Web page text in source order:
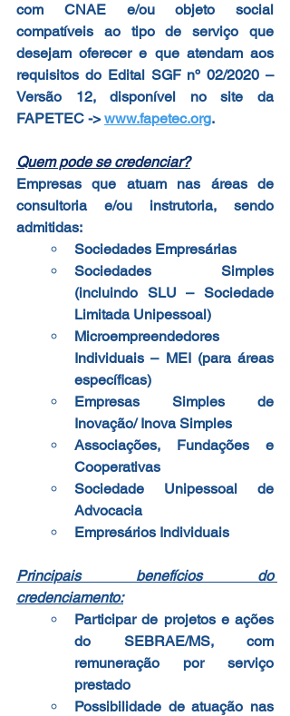
com CNAE e/ou objeto social
compatíveis ao tipo de serviço que
desejam oferecer e que atendam aos
requisitos do Edital SGF nº 02/2020 –
Versão 12, disponível no site da
FAPETEC -> www.fapetec.org.
Quem pode se credenciar?
Empresas que atuam nas áreas de
consultoria e/ou instrutoria, sendo
admitidas:
Sociedades Empresárias
Sociedades Simples
(incluindo SLU – Sociedade
Limitada Unipessoal)
Microempreendedores
Individuais – MEI (para áreas
específicas)
Empresas Simples de
Inovação/ Inova Simples
Associações, Fundações e
Cooperativas
Sociedade Unipessoal de
Advocacia
Empresários Individuais
Principais benefícios do
credenciamento:
Participar de projetos e ações
do SEBRAE/MS, com
remuneração por serviço
prestado
Possibilidade de atuação nas